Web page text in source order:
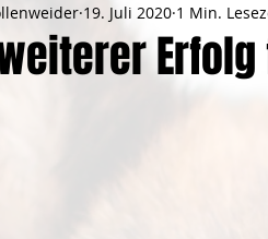
19. Juli 2020 1 Min.